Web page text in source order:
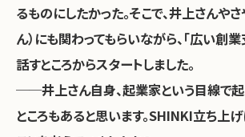
るものにしたかった。そこで、井上さんや
ん）にも関わってもらいながら、「広い創
話すところからスタートしました。
──井上さん自身、起業家という目線で
ところもあると思います。SHINKI立ち上